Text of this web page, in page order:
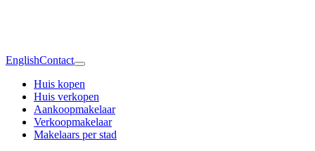
EnglishContact
Huis kopen
Huis verkopen
Aankoopmakelaar
Verkoopmakelaar
Makelaars per stad